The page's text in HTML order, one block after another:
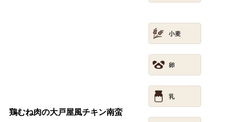
鶏むね肉の大戸屋風チキン南蛮